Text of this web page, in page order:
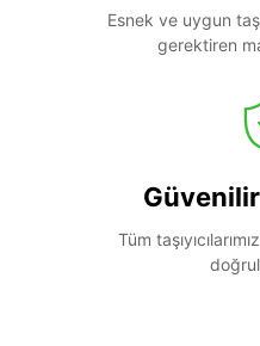
Esnek ve uygun
gerektiren
Güvenilir
Tüm